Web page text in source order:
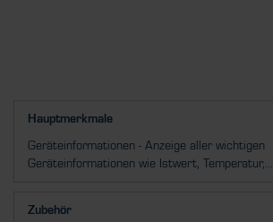
Hauptmerkmale
Geräteinformationen - Anzeige aller wichtigen
Geräteinformationen wie Istwert, Temperatur,...
Zubehör